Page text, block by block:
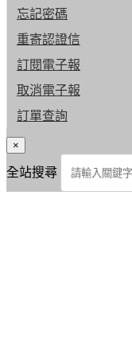
忘記密碼
重寄認證信
訂閱電子報
取消電子報
訂單查詢
×
全站搜尋